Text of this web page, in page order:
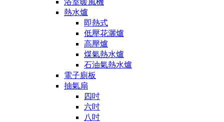
熱水爐
即熱式
低壓花灑爐
高壓爐
煤氣熱水爐
石油氣熱水爐
電子廁板
抽氣扇
四吋
六吋
八吋